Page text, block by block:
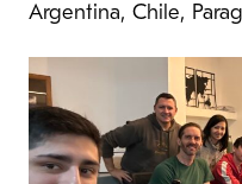
Argentina, Chile,